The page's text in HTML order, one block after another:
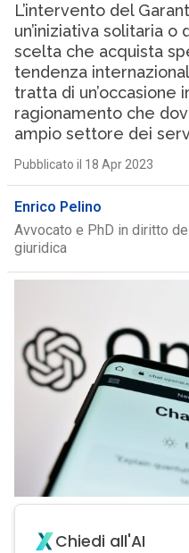
L’intervento del
un’iniziativa solitaria
scelta che acquista
tendenza
tratta di un’occasione
ragionamento che
ampio settore dei
Pubblicato il 18 Apr 2023
Enrico Pelino
Avvocato e PhD in diritto
giuridica
Chiedi all'AI